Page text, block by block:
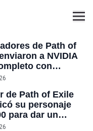
de Path of
a NVIDIA
con
teclado y mouse
año y medio
porque no
de Path of Exile
su personaje
para dar un
habilidad a